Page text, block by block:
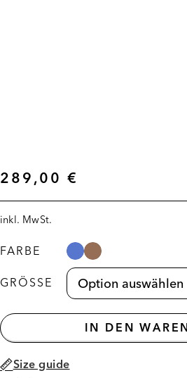
289,00 €
inkl. MwSt.
FARBE
GRÖSSE
IN DEN
Size guide